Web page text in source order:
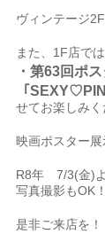
ヴィンテージ
また、1F店では
・第63回ポ
「
せてお楽しみく
映画ポスター展
R8年 7/3(金)よ
写真撮影もOK
是非ご来店を！